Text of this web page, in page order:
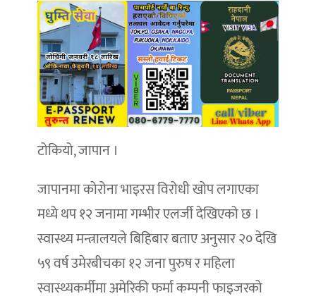
टोकियो, जापान ।
जापानमा कोरोना भाइरस विरोधी खोप लगाएका
मध्ये थप १२ जनामा गम्भीर एलर्जी देखिएको छ ।
स्वास्थ्य मन्त्रालयले बिहिबार बताए अनुसार २० देखि
५९ वर्ष उमेरबीचका १२ जना पुरुष र महिला
स्वास्थ्यकर्मीमा अमेरिकी फर्मा कम्पनी फाइजरको